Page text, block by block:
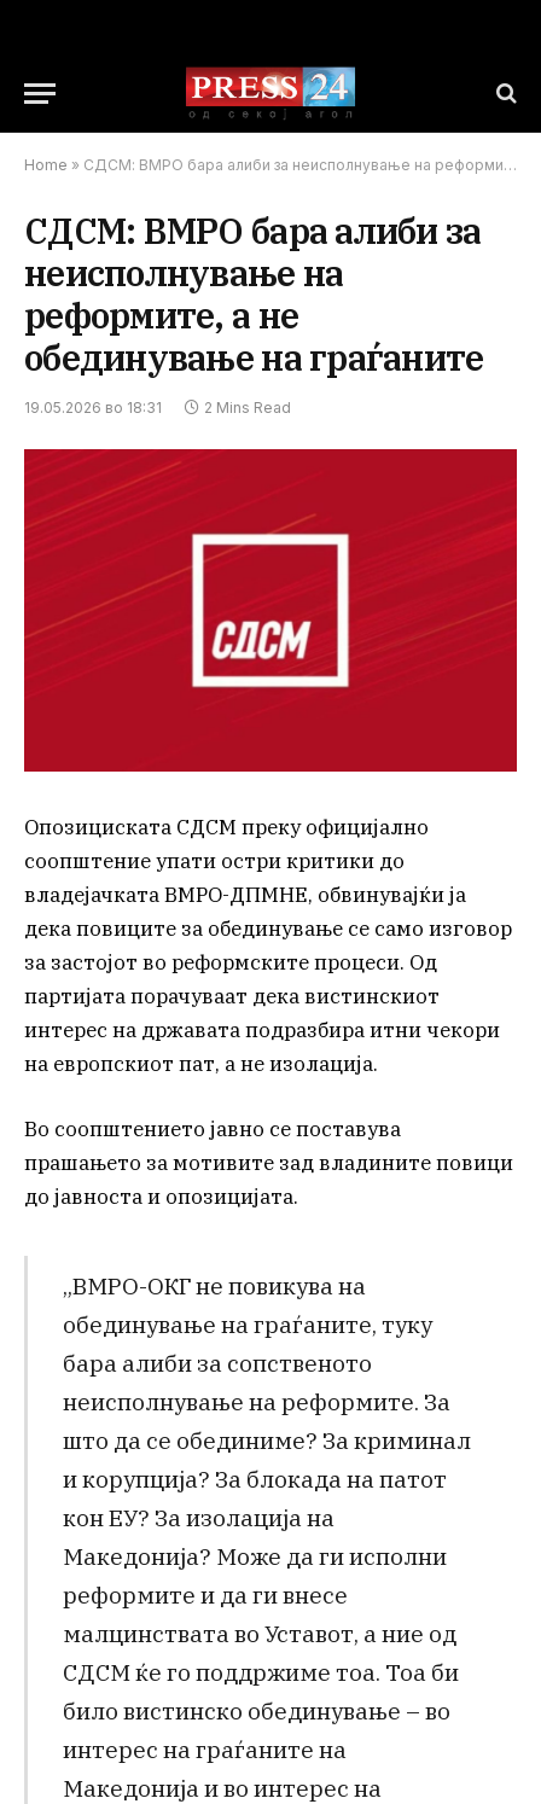
Home » СДСМ: ВМРО бара алиби за неисполнување на реформите, а не обединување на граѓаните
СДСМ: ВМРО бара алиби за
неисполнување на
реформите, а не
обединување на граѓаните
19.05.2026 во 18:31 2 Mins Read
Опозициската СДСМ преку официјално
соопштение упати остри критики до
владејачката ВМРО-ДПМНЕ, обвинувајќи ја
дека повиците за обединување се само изговор
за застојот во реформските процеси. Од
партијата порачуваат дека вистинскиот
интерес на државата подразбира итни чекори
на европскиот пат, а не изолација.
Во соопштението јавно се поставува
прашањето за мотивите зад владините повици
до јавноста и опозицијата.
„ВМРО-ОКГ не повикува на
обединување на граѓаните, туку
бара алиби за сопственото
неисполнување на реформите. За
што да се обединиме? За криминал
и корупција? За блокада на патот
кон ЕУ? За изолација на
Македонија? Може да ги исполни
реформите и да ги внесе
малцинствата во Уставот, а ние од
СДСМ ќе го поддржиме тоа. Тоа би
било вистинско обединување – во
интерес на граѓаните на
Македонија и во интерес на